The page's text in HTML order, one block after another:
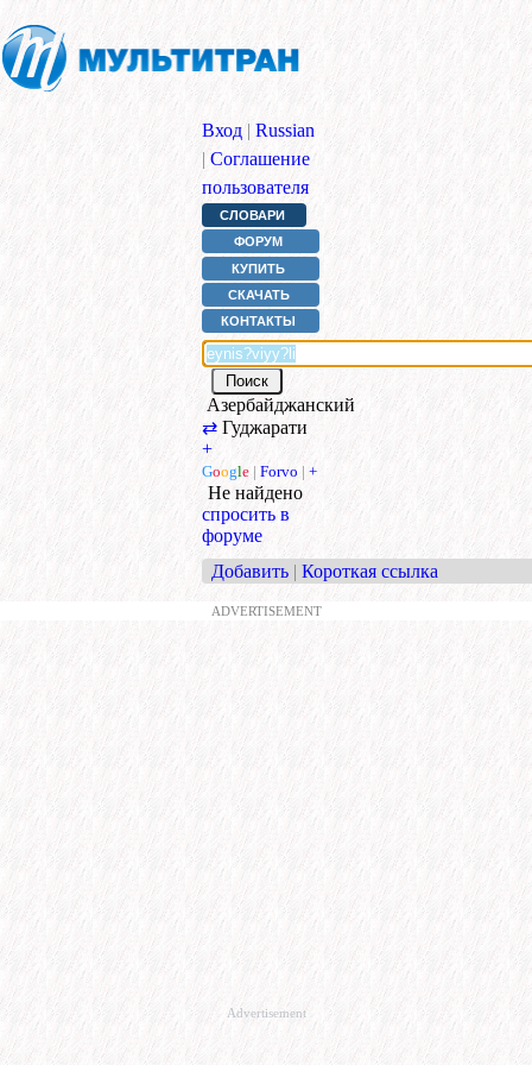
Вход | Russian
| Соглашение
пользователя
СЛОВАРИ
ФОРУМ
КУПИТЬ
СКАЧАТЬ
КОНТАКТЫ
Азербайджанский
⇄ Гуджарати
+
Google | Forvo | +
Не найдено
спросить в
форуме
Добавить | Короткая ссылка
ADVERTISEMENT
Advertisement